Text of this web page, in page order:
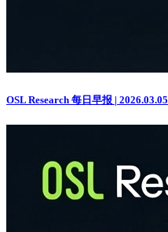
OSL Research 每日早报 | 2026.03.05